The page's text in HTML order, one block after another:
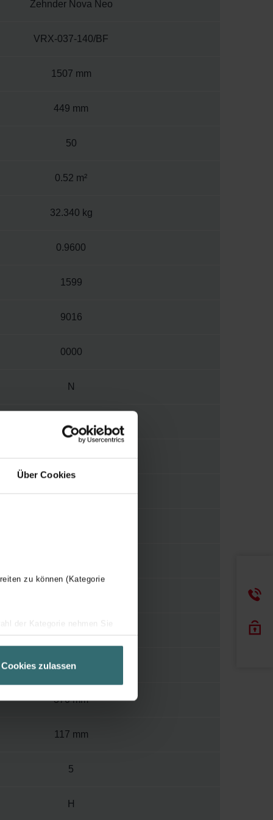
Über Cookies
zu können (Kategorie
der Kategorie nehmen Sie
über einen Link in der
Cookies zulassen
Zehnder Nova Neo
VRX-037-140/BF
1507 mm
449 mm
50
0.52 m²
32.340 kg
0.9600
1599
9016
0000
N
V015
1/4"
1404 mm
370 mm
117 mm
5
H